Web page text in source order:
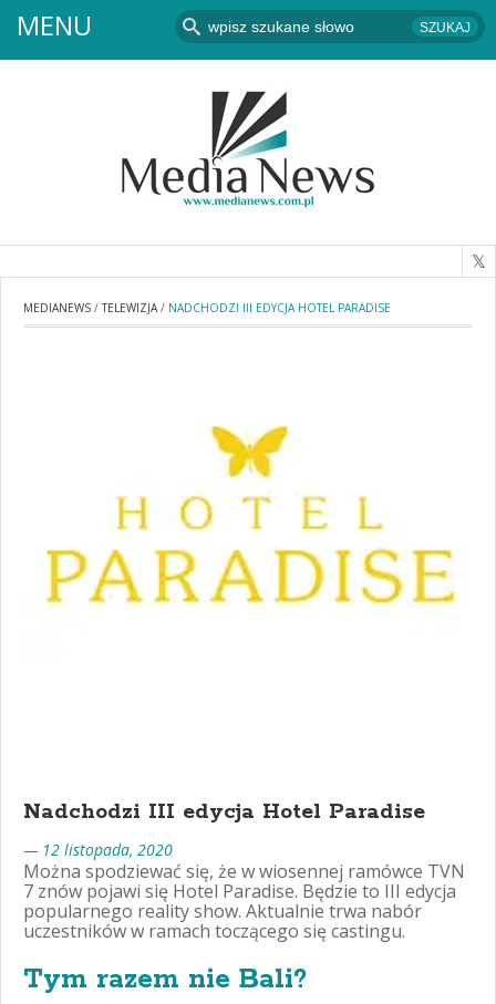
MENU
MEDIANEWS /TELEWIZJA/ NADCHODZI III EDYCJA HOTEL PARADISE
Nadchodzi III edycja Hotel Paradise
— 12 listopada, 2020
Można spodziewać się, że w wiosennej ramówce TVN
7 znów pojawi się Hotel Paradise. Będzie to III edycja
popularnego reality show. Aktualnie trwa nabór
uczestników w ramach toczącego się castingu.
Tym razem nie Bali?